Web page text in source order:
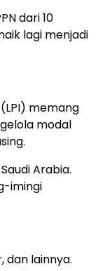
dari 10
lagi menjadi
memang
modal
Arabia.
imingi
dan lainnya.